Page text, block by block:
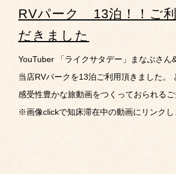
RVパーク 13泊！！ご
だきました
YouTuber 「ライクサタデー」まなぶさん
当店RVパークを13泊ご利用頂きました。
感受性豊かな旅動画をつくっておられるご
※画像clickで知床滞在中の動画にリンクし